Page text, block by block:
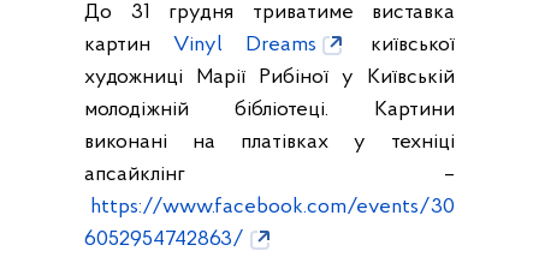
До 31 грудня триватиме виставка
картин Vinyl Dreams
київської
художниці Марії Рибіної у Київській
молодіжній бібліотеці. Картини
виконані на платівках у техніці
апсайклінг –
https://www.facebook.com/events/30
6052954742863/